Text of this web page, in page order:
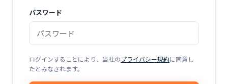
パスワード
ログインすることにより、当社のプライバシー規約に同意し
たとみなされます。